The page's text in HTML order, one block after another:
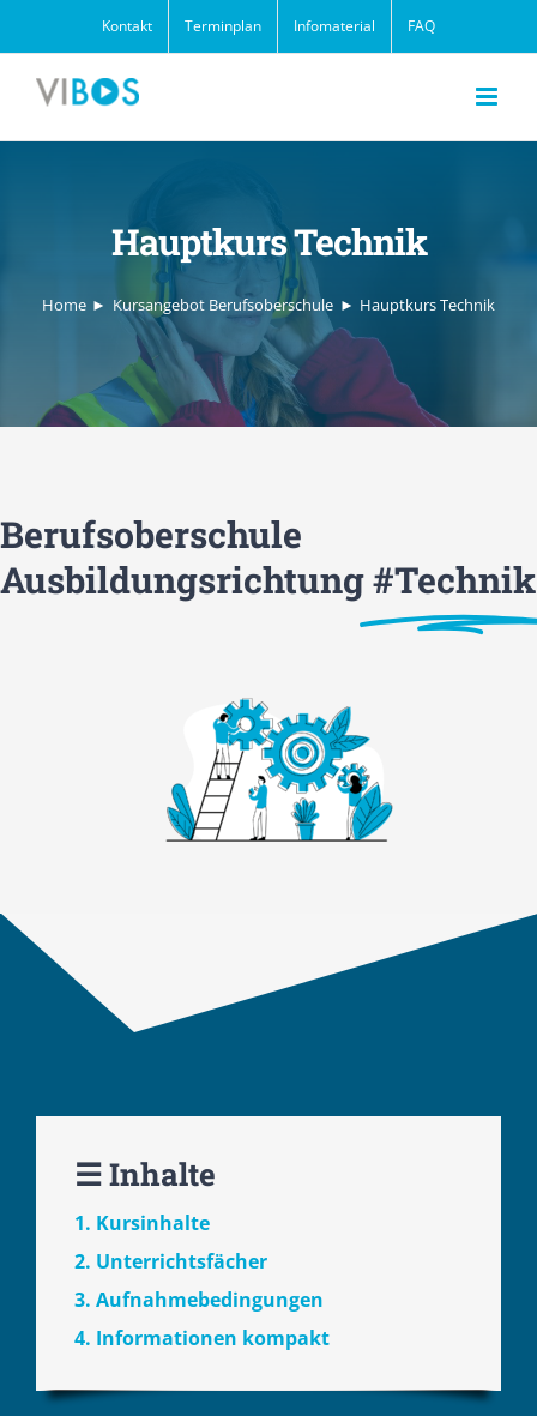
Inhalt
springen
Kontakt Terminplan Infomaterial FAQ
Hauptkurs Technik
Home Kursangebot Berufsoberschule Hauptkurs Technik
Berufsoberschule
Ausbildungsrichtung#Technik
☰ Inhalte
1. Kursinhalte
2. Unterrichtsfächer
3. Aufnahmebedingungen
4. Informationen kompakt